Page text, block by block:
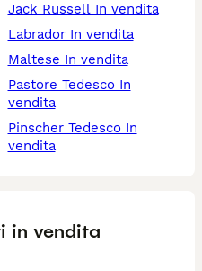
Jack Russell In vendita
Labrador In vendita
Maltese In vendita
Pastore Tedesco In
vendita
Pinscher Tedesco In
vendita
in vendita